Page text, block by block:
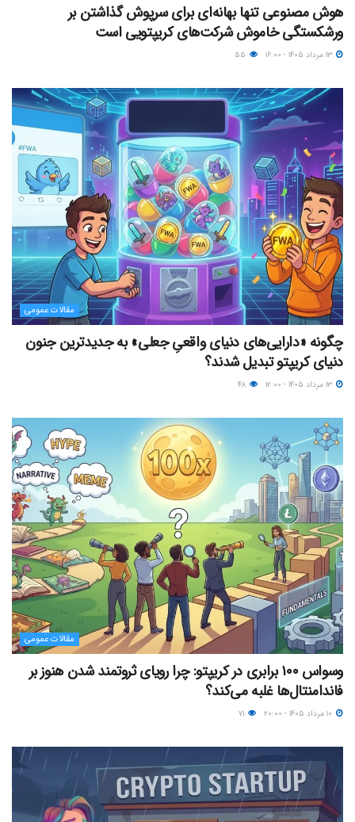
هوش مصنوعی تنها بهانه‌ای برای سرپوش گذاشتن بر
ورشکستگی خاموش شرکت‌های کریپتویی است
مقالات عمومی
چگونه «دارایی‌های دنیای واقعیِ جعلی» به جدیدترین جنون
دنیای کریپتو تبدیل شدند؟
مقالات عمومی
وسواس ۱۰۰ برابری در کریپتو: چرا رویای ثروتمند شدن هنوز بر
فاندامنتال‌ها غلبه می‌کند؟